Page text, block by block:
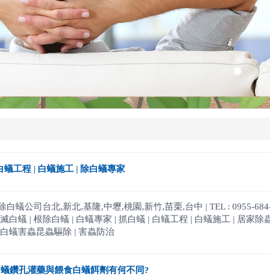
工程 | 白蟻施工 | 除白蟻專家
白蟻公司台北,新北,基隆,中壢,桃園,新竹,苗栗,台中 | TEL : 0955-
白蟻 | 根除白蟻 | 白蟻專家 | 抓白蟻 | 白蟻工程 | 白蟻施工 | 居家
蟻害蟲昆蟲驅除 | 害蟲防治
鑽孔灌藥與餵食白蟻餌劑有何不同?